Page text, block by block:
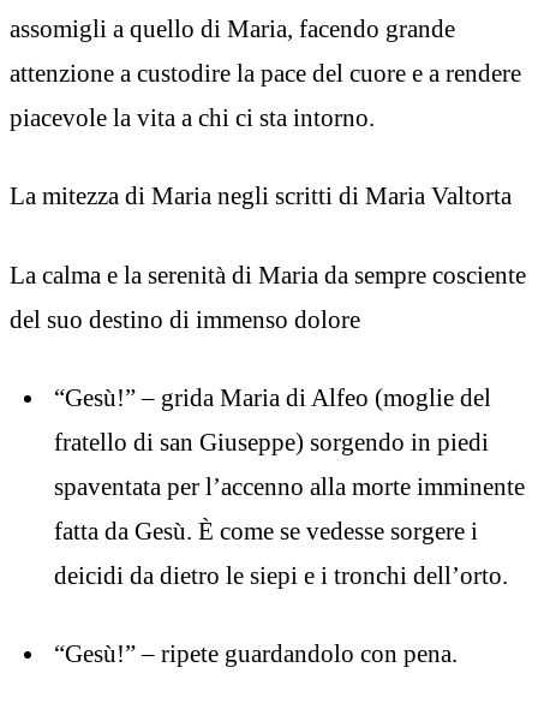
assomigli a quello di Maria, facendo grande
attenzione a custodire la pace del cuore e a rendere
piacevole la vita a chi ci sta intorno.
La mitezza di Maria negli scritti di Maria Valtorta
La calma e la serenità di Maria da sempre cosciente
del suo destino di immenso dolore
“Gesù!” – grida Maria di Alfeo (moglie del
fratello di san Giuseppe) sorgendo in piedi
spaventata per l’accenno alla morte imminente
fatta da Gesù. È come se vedesse sorgere i
deicidi da dietro le siepi e i tronchi dell’orto.
“Gesù!” – ripete guardandolo con pena.